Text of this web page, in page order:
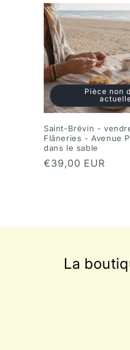
:
Pièce non
Saint-Brévin -
Flâneries - Avenue
dans le sable
Prix
€39,00 EUR
La